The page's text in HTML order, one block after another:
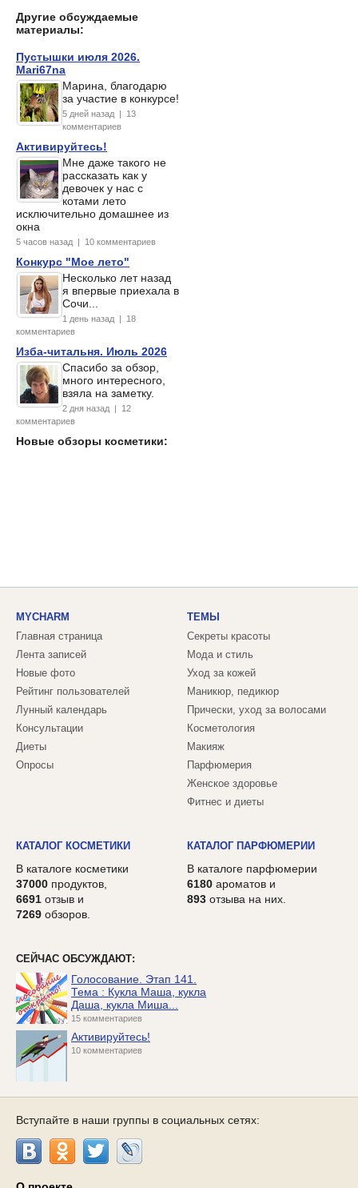
Другие обсуждаемые
материалы:
Пустышки июля 2026.
Mari67na
Марина, благодарю
за участие в конкурсе!
5 дней назад | 13
комментариев
Активируйтесь!
Мне даже такого не
рассказать как у
девочек у нас с
котами лето
исключительно домашнее из
окна
5 часов назад | 10 комментариев
Конкурс "Мое лето"
Несколько лет назад
я впервые приехала в
Сочи...
1 день назад | 18
комментариев
Изба-читальня. Июль 2026
Спасибо за обзор,
много интересного,
взяла на заметку.
2 дня назад | 12
комментариев
Новые обзоры косметики:
MYCHARM
Главная страница
Лента записей
Новые фото
Рейтинг пользователей
Лунный календарь
Консультации
Диеты
Опросы
ТЕМЫ
Секреты красоты
Мода и стиль
Уход за кожей
Маникюр, педикюр
Прически, уход за волосами
Косметология
Макияж
Парфюмерия
Женское здоровье
Фитнес и диеты
КАТАЛОГ КОСМЕТИКИ
В каталоге косметики
37000 продуктов,
6691 отзыв и
7269 обзоров.
КАТАЛОГ ПАРФЮМЕРИИ
В каталоге парфюмерии
6180 ароматов и
893 отзыва на них.
СЕЙЧАС ОБСУЖДАЮТ:
Голосование. Этап 141.
Тема : Кукла Маша, кукла
Даша, кукла Миша...
15 комментариев
Активируйтесь!
10 комментариев
Вступайте в наши группы в социальных сетях: